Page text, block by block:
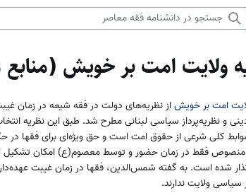
ولایت امت بر خویش (منابع
امت بر خویشاز نظریه‌های دولت در فقه شیعه در زمان
و نظریه‌پرداز سیاسی لبنانی مطرح شد. طبق این نظریه
کلی شرعی از حقوق امت است و حق ویژه‌ای برای فقها در
فقط در زمان حضور و توسط معصوم(ع) امکان تشکیل
شده است. به گفته شمس‌الدین، فقها در زمان غیبت
سیاسی ولایت ندارند.